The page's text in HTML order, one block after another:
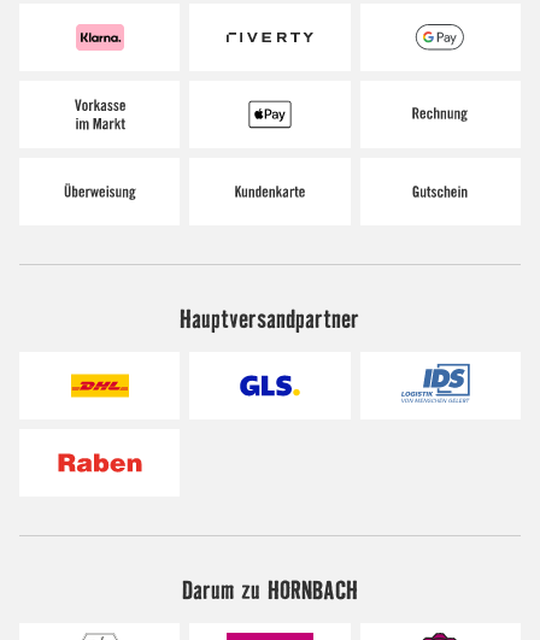
Hauptversandpartner
Darum zu HORNBACH